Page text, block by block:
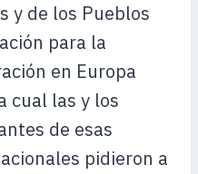
y de los Pueblos
para la
en Europa
cual las y los
de esas
pidieron a